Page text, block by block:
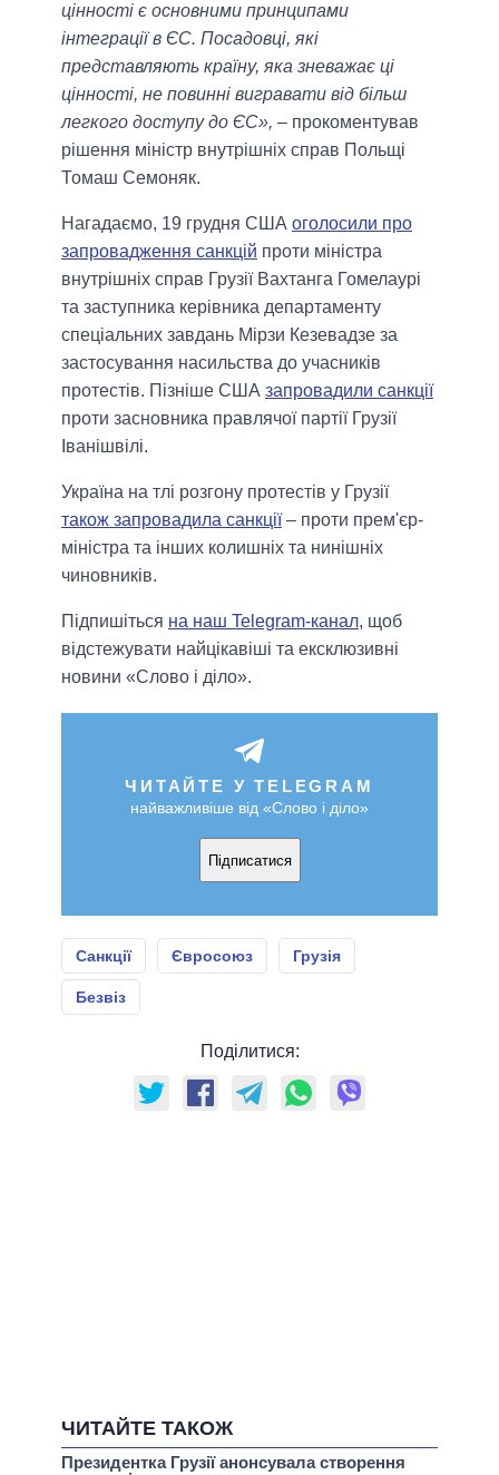
цінності є основними принципами
інтеграції в ЄС. Посадовці, які
представляють країну, яка зневажає ці
цінності, не повинні вигравати від більш
легкого доступу до ЄС», – прокоментував
рішення міністр внутрішніх справ Польщі
Томаш Семоняк.
Нагадаємо, 19 грудня США оголосили про
запровадження санкцій проти міністра
внутрішніх справ Грузії Вахтанга Гомелаурі
та заступника керівника департаменту
спеціальних завдань Мірзи Кезевадзе за
застосування насильства до учасників
протестів. Пізніше США запровадили санкції
проти засновника правлячої партії Грузії
Іванішвілі.
Україна на тлі розгону протестів у Грузії
також запровадила санкції– проти прем'єр-
міністра та інших колишніх та нинішніх
чиновників.
Підпишіться на наш Telegram-канал, щоб
відстежувати найцікавіші та ексклюзивні
новини «Слово і діло».
ЧИТАЙТЕ У TELEGRAM
найважливіше від «Слово і діло»
Підписатися
Санкції Євросоюз Грузія
Безвіз
Поділитися:
ЧИТАЙТЕ ТАКОЖ
Президентка Грузії анонсувала створення